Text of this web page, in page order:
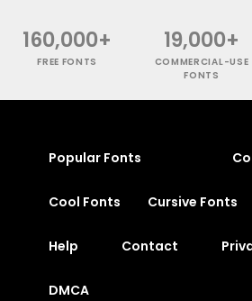
160,000+
FREE FONTS
19,000+
COMMERCIAL-USE
FONTS
Popular Fonts
Cool Fonts Cursive Fonts
Help Contact
DMCA